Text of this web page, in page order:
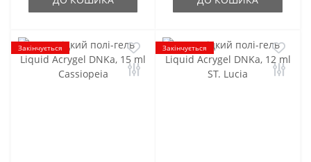
Закінчується Закінчується